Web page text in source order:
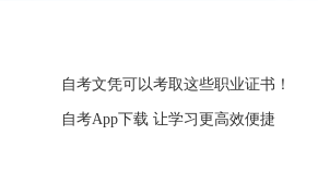
自考文凭可以考取这些职业证书！
自考App下载 让学习更高效便捷